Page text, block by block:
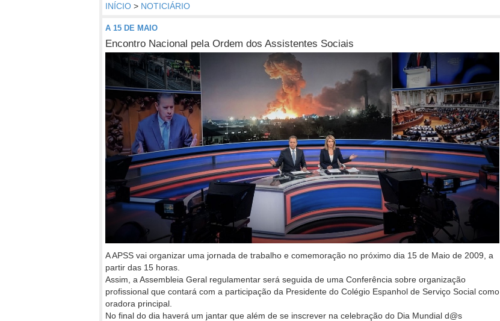
INÍCIO > NOTICIÁRIO
A 15 DE MAIO
Encontro Nacional pela Ordem dos Assistentes Sociais
A APSS vai organizar uma jornada de trabalho e comemoração no próximo dia 15 de Maio de 2009, a
partir das 15 horas.
Assim, a Assembleia Geral regulamentar será seguida de uma Conferência sobre organização
profissional que contará com a participação da Presidente do Colégio Espanhol de Serviço Social como
oradora principal.
No final do dia haverá um jantar que além de se inscrever na celebração do Dia Mundial d@s